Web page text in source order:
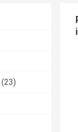
(23)